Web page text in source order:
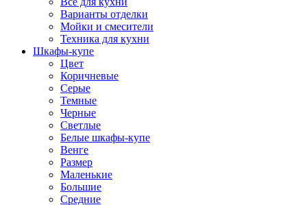
Варианты отделки
Мойки и смесители
Техника для кухни
Шкафы-купе
Цвет
Коричневые
Серые
Темные
Черные
Светлые
Белые шкафы-купе
Венге
Размер
Маленькие
Большие
Средние